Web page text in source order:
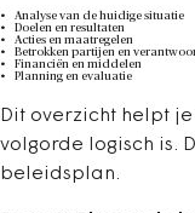
Analyse van de huidige situatie
Doelen en resultaten
Acties en maatregelen
Betrokken partijen en
Financiën en middelen
Planning en evaluatie
Dit overzicht helpt
volgorde logisch is.
beleidsplan.